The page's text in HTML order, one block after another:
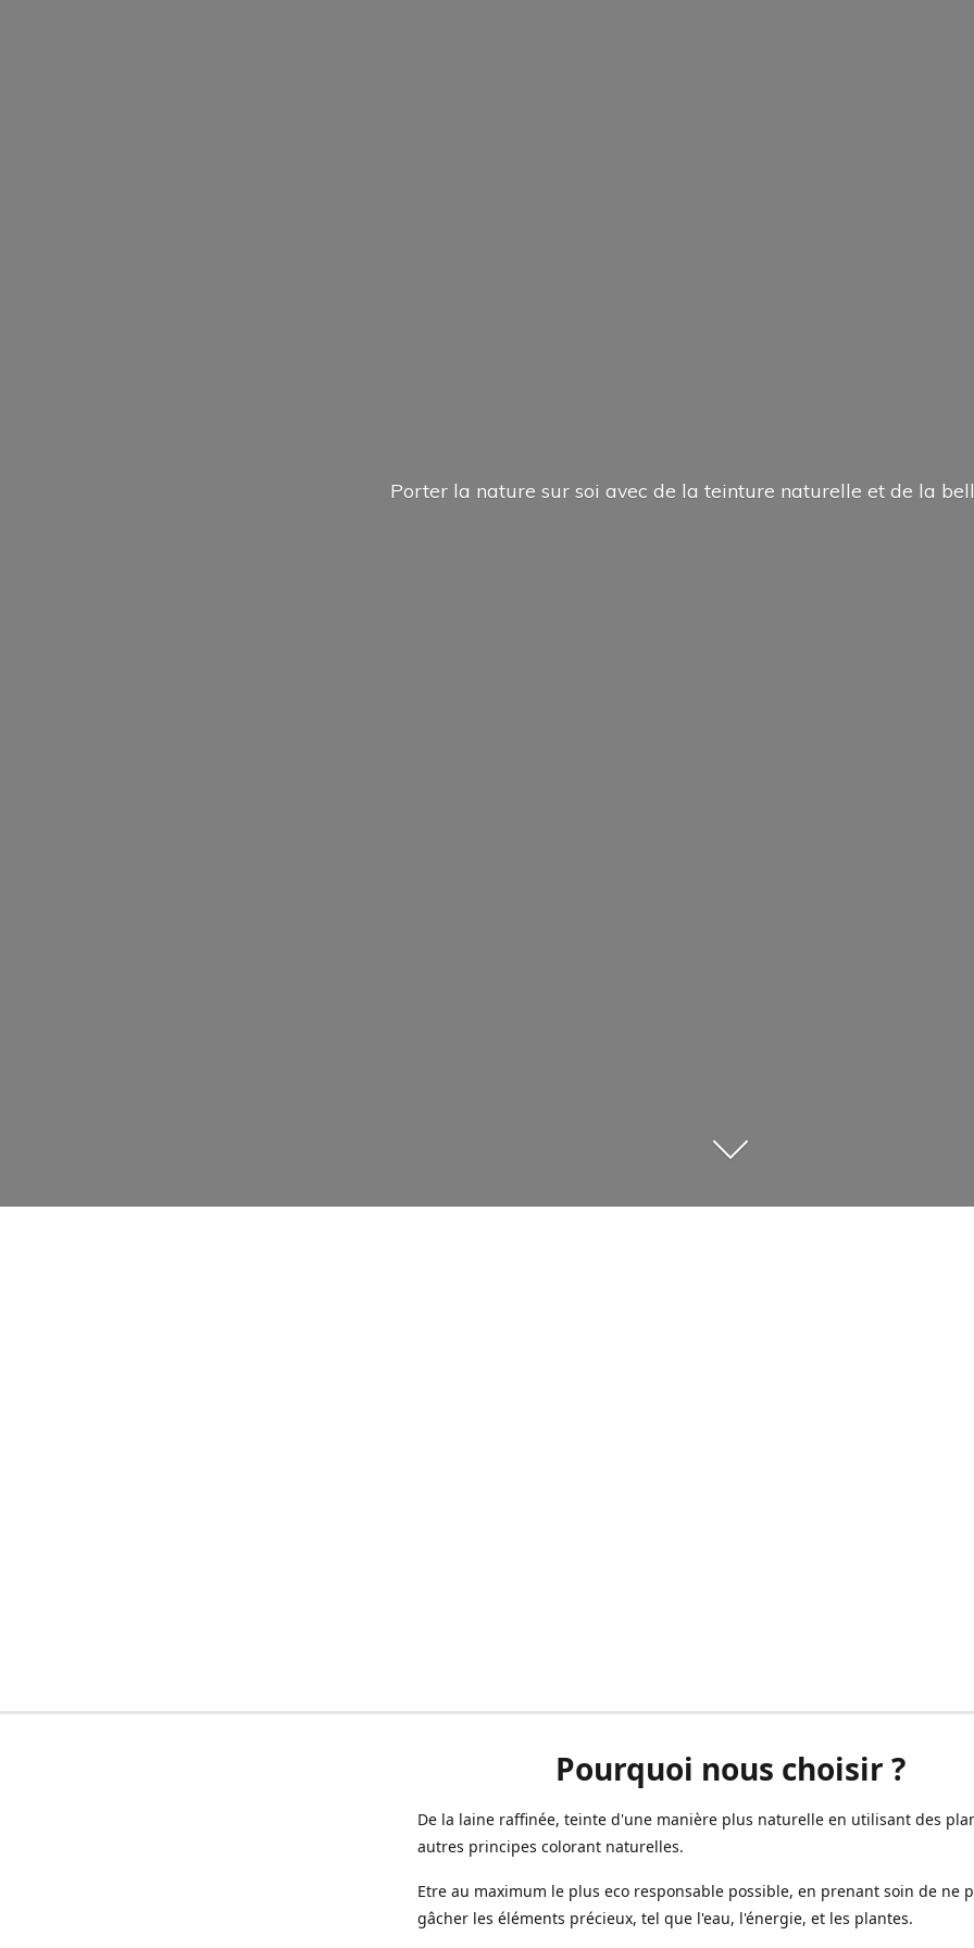
Porter la nature sur soi avec de la teinture naturelle et de la
Pourquoi nous choisir ?
De la laine raffinée, teinte d'une manière plus naturelle en utilisant des
autres principes colorant naturelles.
Etre au maximum le plus eco responsable possible, en prenant soin de ne
gâcher les éléments précieux, tel que l'eau, l'énergie, et les plantes.